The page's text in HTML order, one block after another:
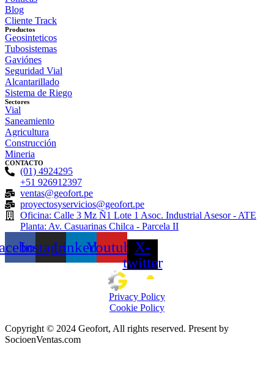
Blog
Cliente Track
Productos
Geosinteticos
Tubosistemas
Gaviónes
Seguridad Vial
Alcantarillado
Sistema de Riego
Sectores
Vial
Saneamiento
Agricultura
Construcción
Mineria
CONTACTO
(01) 4924295
+51 926912397
ventas@geofort.pe
proyectosyservicios@geofort.pe
Oficina: Calle 3 Mz Ñ1 Lote 1 Asoc. Industrial Asesor - ATE
Planta: Av. Casuarinas Chilca - Parcela II
InstagramLinkedinYoutubeX-
twitter
Privacy Policy
Cookie Policy
Copyright © 2024 Geofort, All rights reserved. Present by
SocioenVentas.com